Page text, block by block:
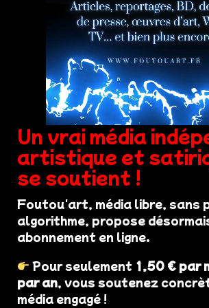
Un vrai média
artistique et
se soutient !
Foutou'art, média libre, sans
algorithme, propose
abonnement en ligne.
Pour seulement 1,50 € par
par an, vous soutenez
média engagé !